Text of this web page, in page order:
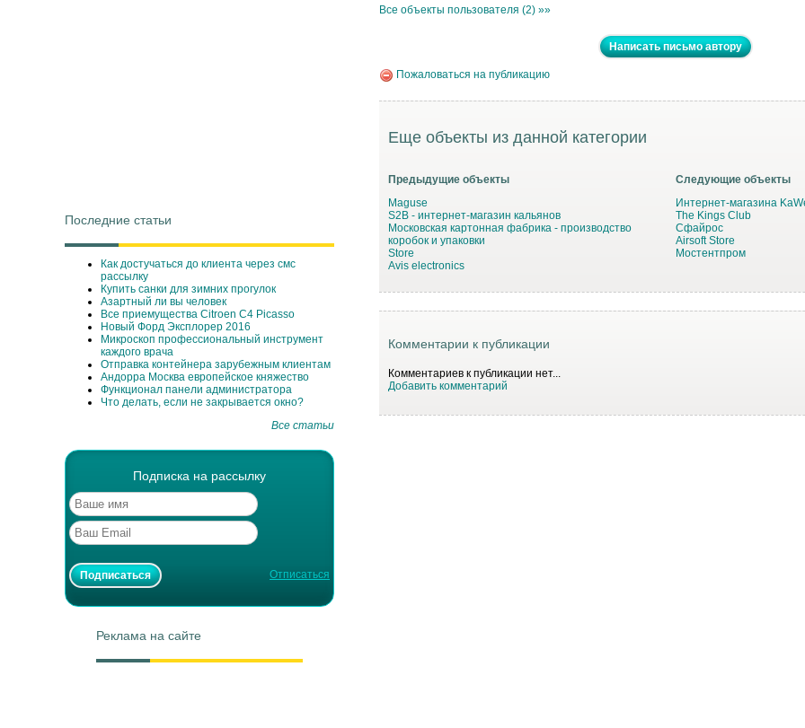
Последние статьи
Как достучаться до клиента через смс
рассылку
Купить санки для зимних прогулок
Азартный ли вы человек
Все приемущества Сitroen C4 Picasso
Новый Форд Эксплорер 2016
Микроскоп профессиональный инструмент
каждого врача
Отправка контейнера зарубежным клиентам
Андорра Москва европейское княжество
Функционал панели администратора
Что делать, если не закрывается окно?
Все статьи
Подписка на рассылку
Отписаться
Реклама на сайте
Все объекты пользователя (2) »»
Написать письмо автору
Пожаловаться на публикацию
Еще объекты из данной категории
Предыдущие объекты
Maguse
S2B - интернет-магазин кальянов
Московская картонная фабрика - производство
коробок и упаковки
Store
Avis electronics
Следующие объекты
Интернет-магазина
The Kings Club
Сфайрос
Airsoft Store
Мостентпром
Комментарии к публикации
Комментариев к публикации нет...
Добавить комментарий